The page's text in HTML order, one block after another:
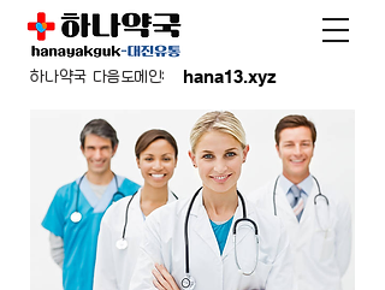
hana13.xyz
하나약국 다음도메인: